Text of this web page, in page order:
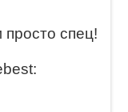
спец!